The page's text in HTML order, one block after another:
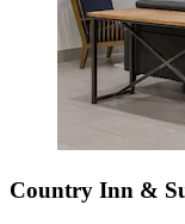
Country Inn &